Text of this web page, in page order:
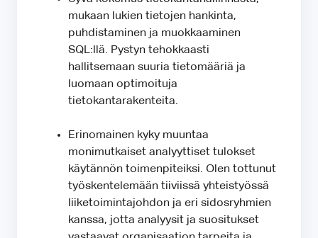
mukaan lukien tietojen hankinta,
puhdistaminen ja muokkaaminen
SQL:llä. Pystyn tehokkaasti
hallitsemaan suuria tietomääriä ja
luomaan optimoituja
tietokantarakenteita.
Erinomainen kyky muuntaa
monimutkaiset analyyttiset tulokset
käytännön toimenpiteiksi. Olen tottunut
työskentelemään tiiviissä yhteistyössä
liiketoimintajohdon ja eri sidosryhmien
kanssa, jotta analyysit ja suositukset